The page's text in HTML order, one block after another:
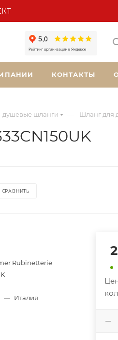
КОНТАКТЫ
душевые шланги — Шланг для
СРАВНИТЬ
Rubinetterie
— Италия